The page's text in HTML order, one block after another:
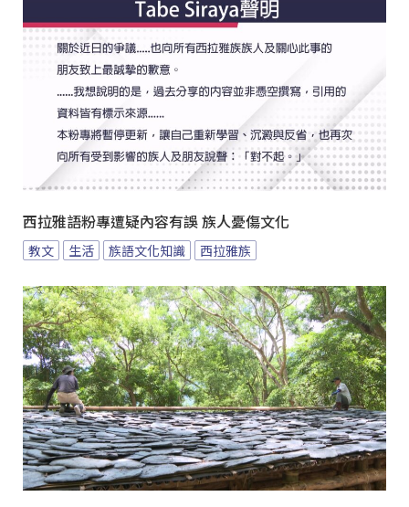
西拉雅語粉專遭疑內容有誤 族人憂傷文化
教文 生活 族語文化知識 西拉雅族